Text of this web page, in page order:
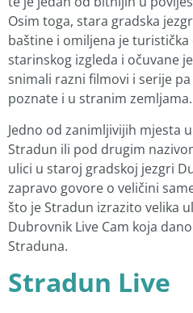
Osim toga, stara gradska
baštine i omiljena je turistička
starinskog izgleda i očuvane
snimali razni filmovi i serije
poznate i u stranim zemljama.
Jedno od zanimljivijih mjesta
Stradun ili pod drugim
ulici u staroj gradskoj jezgri
zapravo govore o veličini
što je Stradun izrazito velika
Dubrovnik Live Cam koja
Straduna.
Stradun Live